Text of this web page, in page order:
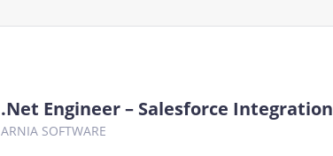
.Net Engineer – Salesforce Integration
ARNIA SOFTWARE